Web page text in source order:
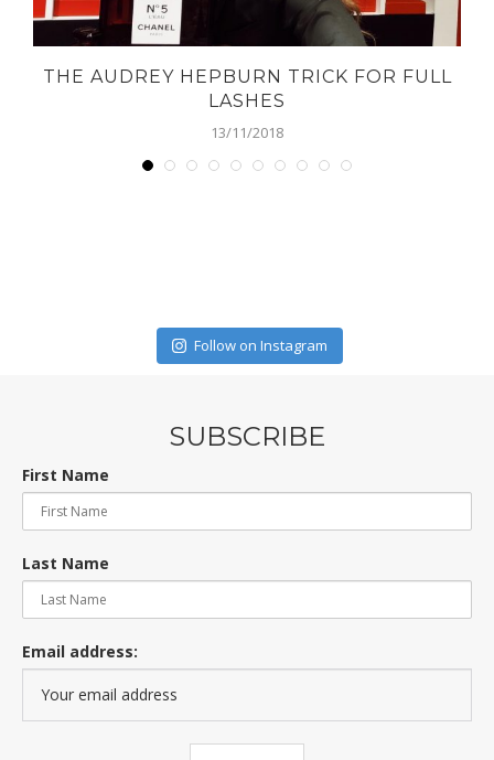
THE AUDREY HEPBURN TRICK FOR FULL
LASHES
13/11/2018
Follow on Instagram
SUBSCRIBE
First Name
Last Name
Email address: